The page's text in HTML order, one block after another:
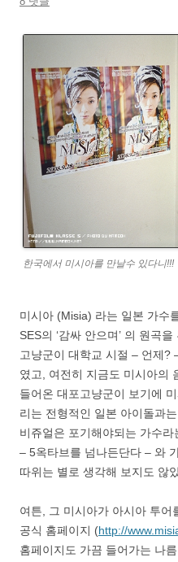
한국에서 미시아를 만날수 있다니!!!
미시아 (Misia) 라는 일본 가수
SES의 ‘감싸 안으며’ 의 원곡
고냥군이 대학교 시절 – 언제?
였고, 여전히 지금도 미시아의
들어온 대포고냥군이 보기에
리는 전형적인 일본 아이돌과
비쥬얼은 포기해야되는 가수
– 5옥타브를 넘나든단다 – 와
따위는 별로 생각해 보지도 않
여튼, 그 미시아가 아시아 투
공식 홈페이지 (http://
홈페이지도 가끔 들어가는 나